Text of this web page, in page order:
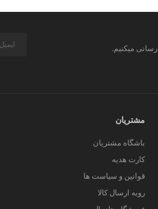
رسانی میکنیم.
مشتریان
باشگاه مشتریان
کارت هدیه
قوانین و سیاست ها
رویه ارسال کالا